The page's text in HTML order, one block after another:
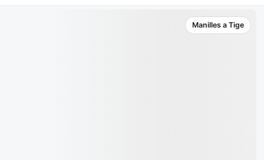
Manilles a Tige